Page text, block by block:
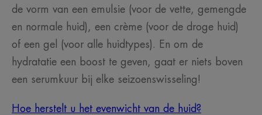
de vorm van een emulsie (voor de vette, gemengde
en normale huid), een crème (voor de droge huid)
of een gel (voor alle huidtypes). En om de
hydratatie een boost te geven, gaat er niets boven
een serumkuur bij elke seizoenswisseling!
Hoe herstelt u het evenwicht van de huid?